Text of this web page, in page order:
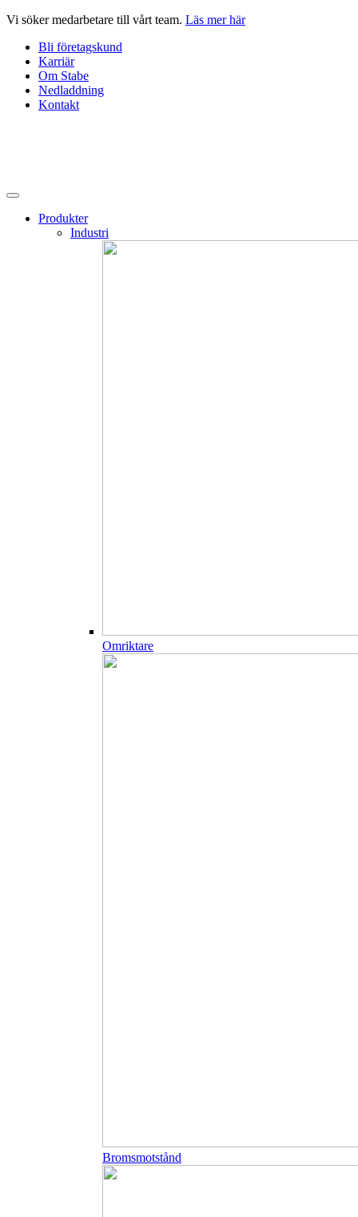
Hoppa
innehåll
Vi söker medarbetare till vårt team. Läs mer här
Bli företagskund
Karriär
Om Stabe
Nedladdning
Kontakt
Produkter
Industri
Omriktare
Bromsmotstånd